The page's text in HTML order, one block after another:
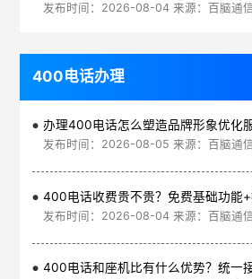
发布时间：2026-08-04 来源：百脑通
400电话办理
发布时间：2026-08-05 来源：百脑通
400电话收费贵不贵？免费基础功能
发布时间：2026-08-04 来源：百脑通